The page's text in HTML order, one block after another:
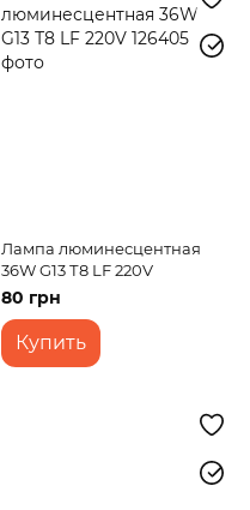
Лампа люминесцентная
36W G13 Т8 LF 220V
80 грн
Купить